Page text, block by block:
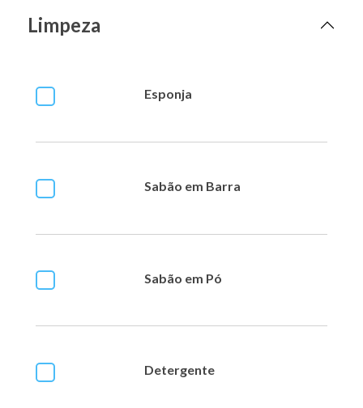
Limpeza
Esponja
Sabão em Barra
Sabão em Pó
Detergente